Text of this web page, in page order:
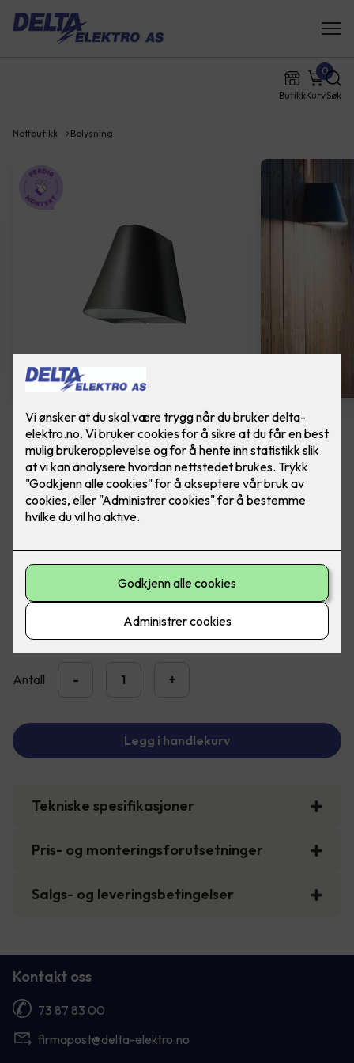
ButikkKurv
0
Søk
Nettbutikk Belysning
Spike veggarmatur - grafitt
Lekker utebelysning fra SG Armaturen. Ferdig
montert, utskifting av lampe.
Moderne LED veggarmatur med opp- og nedlys for
utendørs montering.
Antall - +
Legg i handlekurv
Tekniske spesifikasjoner
Pris- og monteringsforutsetninger
Salgs- og leveringsbetingelser
Kontakt oss
73 87 83 00
firmapost@delta-elektro.no